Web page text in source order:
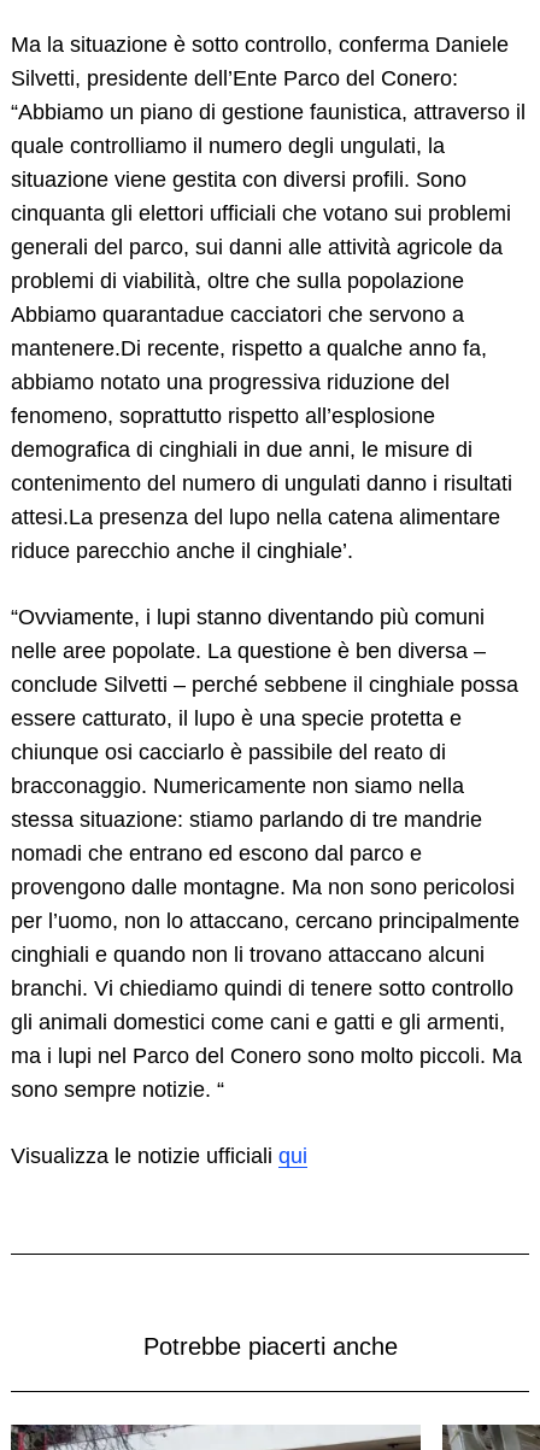
Ma la situazione è sotto controllo, conferma Daniele
Silvetti, presidente dell’Ente Parco del Conero:
“Abbiamo un piano di gestione faunistica, attraverso il
quale controlliamo il numero degli ungulati, la
situazione viene gestita con diversi profili. Sono
cinquanta gli elettori ufficiali che votano sui problemi
generali del parco, sui danni alle attività agricole da
problemi di viabilità, oltre che sulla popolazione
Abbiamo quarantadue cacciatori che servono a
mantenere.Di recente, rispetto a qualche anno fa,
abbiamo notato una progressiva riduzione del
fenomeno, soprattutto rispetto all’esplosione
demografica di cinghiali in due anni, le misure di
contenimento del numero di ungulati danno i risultati
attesi.La presenza del lupo nella catena alimentare
riduce parecchio anche il cinghiale’.
“Ovviamente, i lupi stanno diventando più comuni
nelle aree popolate. La questione è ben diversa –
conclude Silvetti – perché sebbene il cinghiale possa
essere catturato, il lupo è una specie protetta e
chiunque osi cacciarlo è passibile del reato di
bracconaggio. Numericamente non siamo nella
stessa situazione: stiamo parlando di tre mandrie
nomadi che entrano ed escono dal parco e
provengono dalle montagne. Ma non sono pericolosi
per l’uomo, non lo attaccano, cercano principalmente
cinghiali e quando non li trovano attaccano alcuni
branchi. Vi chiediamo quindi di tenere sotto controllo
gli animali domestici come cani e gatti e gli armenti,
ma i lupi nel Parco del Conero sono molto piccoli. Ma
sono sempre notizie. “
Visualizza le notizie ufficiali qui
Potrebbe piacerti anche
Search
for: